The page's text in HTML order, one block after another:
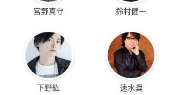
宮野真守 鈴村健一
下野紘 速水奨